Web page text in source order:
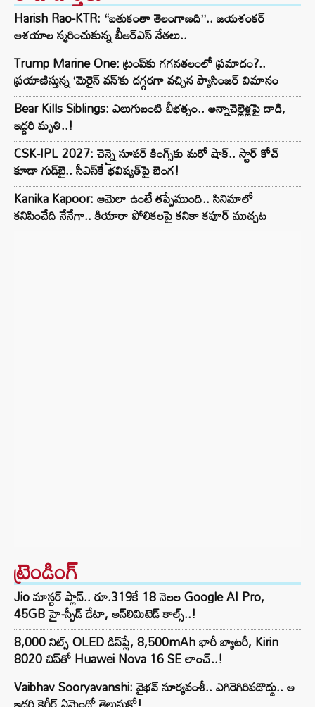
Harish Rao-KTR: “బతుకంతా తెలంగాణది”.. జయశంకర్
ఆశయాల స్మరించుకున్న బీఆర్ఎస్ నేతలు..
Trump Marine One: ట్రంప్‌కు గగనతలంలో ప్రమాదం?..
ప్రయాణిస్తున్న ‘మెరైన్ వన్’కు దగ్గరగా వచ్చిన ప్యాసింజర్ విమానం
Bear Kills Siblings: ఎలుగుబంటి బీభత్సం.. అన్నాచెల్లెళ్లపై దాడి,
ఇద్దరి మృతి..!
CSK-IPL 2027: చెన్నై సూపర్ కింగ్స్‌కు మరో షాక్.. స్టార్ కోచ్
కూడా గుడ్‌బై.. సీఎస్‌కే భవిష్యత్‌పై బెంగ!
Kanika Kapoor: ఆమెలా ఉంటే తప్పేముంది.. సినిమాలో
కనిపించేది నేనేగా.. కియారా పోలికలపై కనికా కపూర్ ముచ్చట
ట్రెండింగ్‌
Jio మాస్టర్ ప్లాన్.. రూ.319కే 18 నెలల Google AI Pro,
45GB హై-స్పీడ్ డేటా, అన్⁭లిమిటెడ్ కాల్స్..!
8,000 నిట్స్ OLED డిస్‌ప్లే, 8,500mAh భారీ బ్యాటరీ, Kirin
8020 చిప్‌తో Huawei Nova 16 SE లాంచ్..!
Vaibhav Sooryavanshi: వైభవ్ సూర్యవంశీ.. ఎగిరెగిరిపడొద్దు.. ఆ